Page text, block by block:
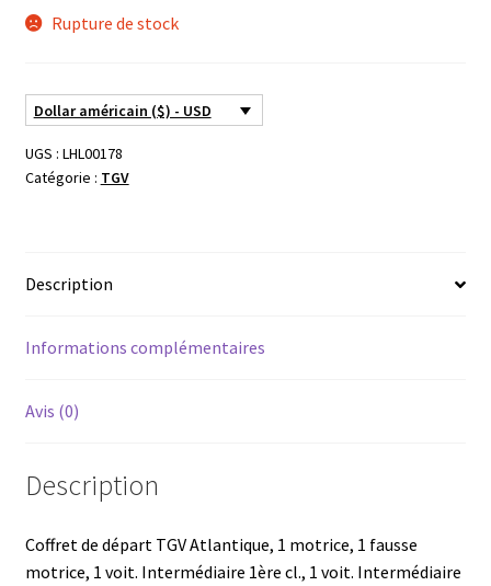
Rupture de stock
Dollar américain ($) - USD
UGS : LHL00178
Catégorie : TGV
Description
Informations complémentaires
Avis (0)
Description
Coffret de départ TGV Atlantique, 1 motrice, 1 fausse
motrice, 1 voit. Intermédiaire 1ère cl., 1 voit. Intermédiaire